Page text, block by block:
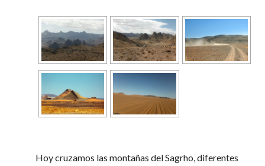
Hoy cruzamos las montañas del Sagrho, diferentes